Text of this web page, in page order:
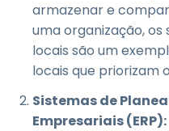
armazenar e
uma organização, os
locais são um
locais que priorizam
Sistemas de
Empresariais (ERP):